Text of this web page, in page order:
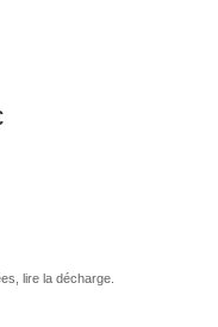
lire la décharge.